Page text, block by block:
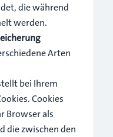
die während
werden.
Arten
bei Ihrem
Cookies
Browser als
die zwischen den